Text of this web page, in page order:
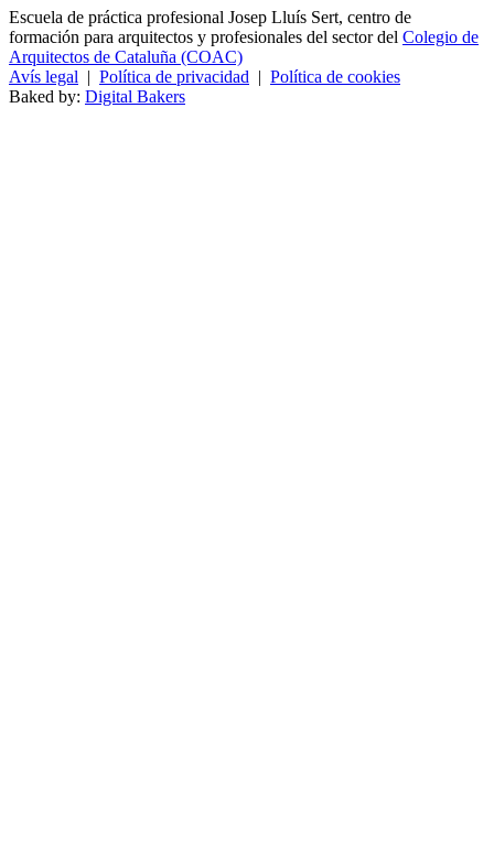
Escuela de práctica profesional Josep Lluís Sert, centro de
formación para arquitectos y profesionales del sector del Colegio de
Arquitectos de Cataluña (COAC)
Avís legal | Política de privacidad | Política de cookies
Baked by: Digital Bakers